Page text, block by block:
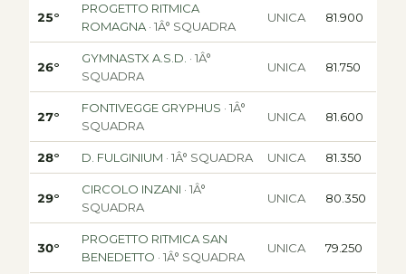
25°
PROGETTO RITMICA
ROMAGNA · 1Â° SQUADRA
UNICA 81.900
26°
GYMNASTX A.S.D. · 1Â°
SQUADRA
UNICA 81.750
27°
FONTIVEGGE GRYPHUS · 1Â°
SQUADRA
UNICA 81.600
28° D. FULGINIUM · 1Â° SQUADRA UNICA 81.350
29°
CIRCOLO INZANI · 1Â°
SQUADRA
UNICA 80.350
30°
PROGETTO RITMICA SAN
BENEDETTO · 1Â° SQUADRA
UNICA 79.250